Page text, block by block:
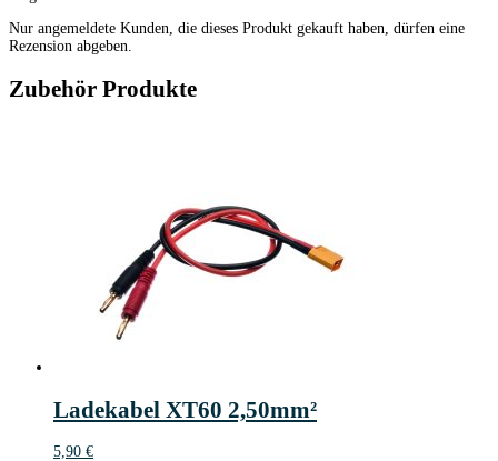
Nur angemeldete Kunden, die dieses Produkt gekauft haben, dürfen eine
Rezension abgeben.
Zubehör Produkte
Ladekabel XT60 2,50mm²
5,90 €